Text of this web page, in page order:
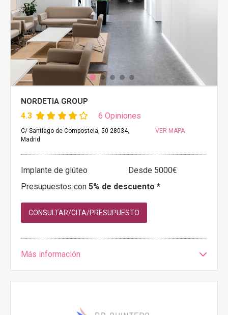
NORDETIA GROUP
4.3 6 Opiniones
C/ Santiago de Compostela, 50 28034,
Madrid
VER MAPA
Implante de glúteo
Desde 5000€
Presupuestos con 5% de descuento *
CONSULTAR/CITA/PRESUPUESTO
Más información